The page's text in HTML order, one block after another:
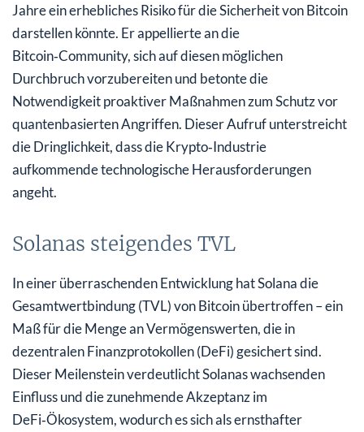
Jahre ein erhebliches Risiko für die Sicherheit von Bitcoin
darstellen könnte. Er appellierte an die
Bitcoin‑Community, sich auf diesen möglichen
Durchbruch vorzubereiten und betonte die
Notwendigkeit proaktiver Maßnahmen zum Schutz vor
quantenbasierten Angriffen. Dieser Aufruf unterstreicht
die Dringlichkeit, dass die Krypto‑Industrie
aufkommende technologische Herausforderungen
angeht.
Solanas steigendes TVL
In einer überraschenden Entwicklung hat Solana die
Gesamtwertbindung (TVL) von Bitcoin übertroffen – ein
Maß für die Menge an Vermögenswerten, die in
dezentralen Finanzprotokollen (DeFi) gesichert sind.
Dieser Meilenstein verdeutlicht Solanas wachsenden
Einfluss und die zunehmende Akzeptanz im
DeFi‑Ökosystem, wodurch es sich als ernsthafter